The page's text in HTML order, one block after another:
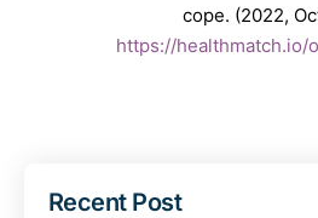
cope. (2022,
https://
Recent Post